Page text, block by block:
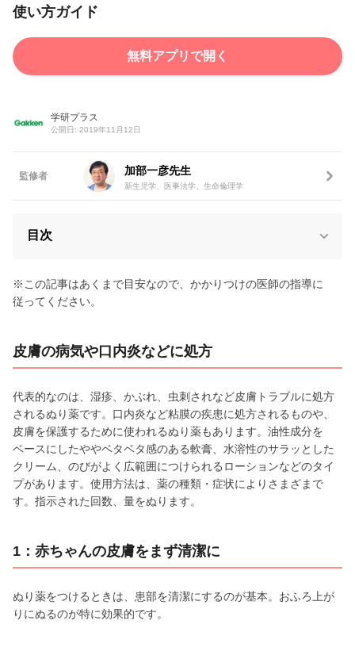
使い方ガイド
無料アプリで開く
学研プラス
公開日: 2019年11月12日
監修者 加部一彦先生
新生児学、医事法学、生命倫理学
目次
※この記事はあくまで目安なので、かかりつけの医師の指導に
従ってください。
皮膚の病気や口内炎などに処方
代表的なのは、湿疹、かぶれ、虫刺されなど皮膚トラブルに処方
されるぬり薬です。口内炎など粘膜の疾患に処方されるものや、
皮膚を保護するために使われるぬり薬もあります。油性成分を
ベースにしたややベタベタ感のある軟膏、水溶性のサラッとした
クリーム、のびがよく広範囲につけられるローションなどのタイ
プがあります。使用方法は、薬の種類・症状によりさまざまで
す。指示された回数、量をぬります。
1：赤ちゃんの皮膚をまず清潔に
ぬり薬をつけるときは、患部を清潔にするのが基本。おふろ上が
りにぬるのが特に効果的です。